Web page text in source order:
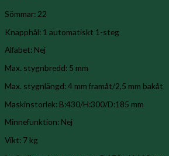
Sömmar: 22
Knapphål: 1 automatiskt 1-steg
Alfabet: Nej
Max. stygnbredd: 5 mm
Max. stygnlängd: 4 mm framåt/2,5 mm bakåt
Maskinstorlek: B:430/H:300/D:185 mm
Minnefunktion: Nej
Vikt: 7 kg